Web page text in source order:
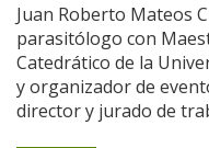
Juan Roberto Mateos
parasitólogo con
Catedrático de la
y organizador de
director y jurado de